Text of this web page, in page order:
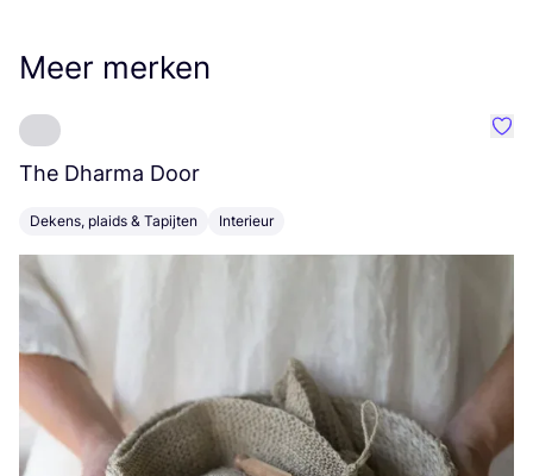
Meer merken
The Dharma Door
Dekens, plaids & Tapijten Interieur